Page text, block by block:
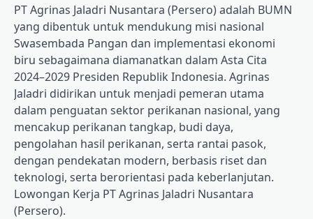
PT Agrinas Jaladri Nusantara (Persero) adalah BUMN
yang dibentuk untuk mendukung misi nasional
Swasembada Pangan dan implementasi ekonomi
biru sebagaimana diamanatkan dalam Asta Cita
2024–2029 Presiden Republik Indonesia. Agrinas
Jaladri didirikan untuk menjadi pemeran utama
dalam penguatan sektor perikanan nasional, yang
mencakup perikanan tangkap, budi daya,
pengolahan hasil perikanan, serta rantai pasok,
dengan pendekatan modern, berbasis riset dan
teknologi, serta berorientasi pada keberlanjutan.
Lowongan Kerja PT Agrinas Jaladri Nusantara
(Persero).